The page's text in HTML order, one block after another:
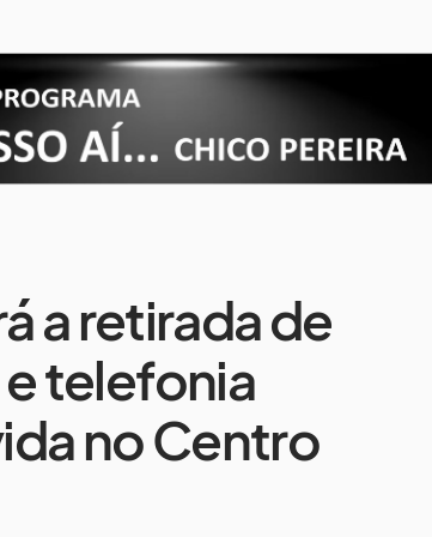
a retirada de
telefonia
no Centro